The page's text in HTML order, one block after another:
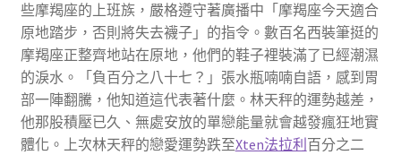
些摩羯座的上班族，嚴格遵守著廣播中「摩羯座今天適合
原地踏步，否則將失去襪子」的指令。數百名西裝筆挺的
摩羯座正整齊地站在原地，他們的鞋子裡裝滿了已經潮濕
的淚水。「負百分之八十七？」張水瓶喃喃自語，感到胃
部一陣翻騰，他知道這代表著什麼。林天秤的運勢越差，
他那股積壓已久、無處安放的單戀能量就會越發瘋狂地實
體化。上次林天秤的戀愛運勢跌至Xten法拉利 百分之二